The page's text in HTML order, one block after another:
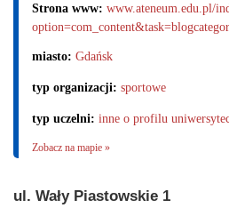
Strona www: www.ateneum.edu.pl/
miasto: Gdańsk
typ organizacji: sportowe
typ uczelni: inne o profilu
Zobacz na mapie »
ul. Wały Piastowskie 1